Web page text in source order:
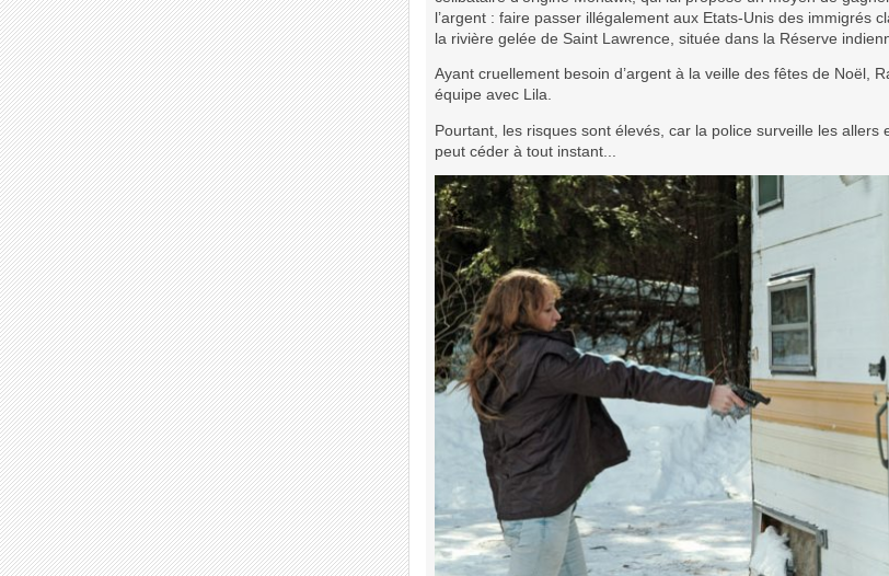
l’argent : faire passer illégalement aux Etats-Unis des immigrés
la rivière gelée de Saint Lawrence, située dans la Réserve
Ayant cruellement besoin d’argent à la veille des fêtes de Noël,
équipe avec Lila.
Pourtant, les risques sont élevés, car la police surveille les allers
peut céder à tout instant...